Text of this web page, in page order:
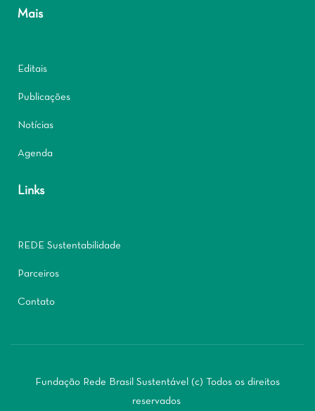
Mais
Editais
Publicações
Notícias
Agenda
Links
REDE Sustentabilidade
Parceiros
Contato
Fundação Rede Brasil Sustentável (c) Todos os direitos
reservados